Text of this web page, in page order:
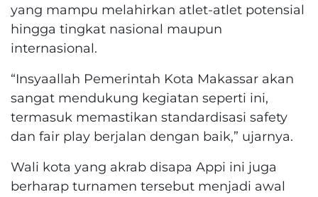
yang mampu melahirkan atlet-atlet potensial
hingga tingkat nasional maupun
internasional.
“Insyaallah Pemerintah Kota Makassar akan
sangat mendukung kegiatan seperti ini,
termasuk memastikan standardisasi safety
dan fair play berjalan dengan baik,” ujarnya.
Wali kota yang akrab disapa Appi ini juga
berharap turnamen tersebut menjadi awal